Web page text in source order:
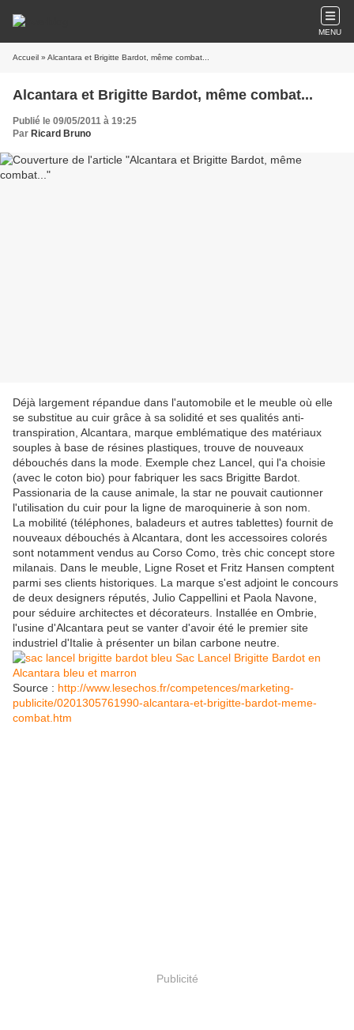
MENU
Accueil » Alcantara et Brigitte Bardot, même combat...
Alcantara et Brigitte Bardot, même combat...
Publié le 09/05/2011 à 19:25
Par Ricard Bruno
Déjà largement répandue dans l'automobile et le meuble où elle
se substitue au cuir grâce à sa solidité et ses qualités anti-
transpiration, Alcantara, marque emblématique des matériaux
souples à base de résines plastiques, trouve de nouveaux
débouchés dans la mode. Exemple chez Lancel, qui l'a choisie
(avec le coton bio) pour fabriquer les sacs Brigitte Bardot.
Passionaria de la cause animale, la star ne pouvait cautionner
l'utilisation du cuir pour la ligne de maroquinerie à son nom.
La mobilité (téléphones, baladeurs et autres tablettes) fournit de
nouveaux débouchés à Alcantara, dont les accessoires colorés
sont notamment vendus au Corso Como, très chic concept store
milanais. Dans le meuble, Ligne Roset et Fritz Hansen comptent
parmi ses clients historiques. La marque s'est adjoint le concours
de deux designers réputés, Julio Cappellini et Paola Navone,
pour séduire architectes et décorateurs. Installée en Ombrie,
l'usine d'Alcantara peut se vanter d'avoir été le premier site
industriel d'Italie à présenter un bilan carbone neutre.
Source : http://www.lesechos.fr/competences/marketing-
publicite/0201305761990-alcantara-et-brigitte-bardot-meme-
combat.htm
Publicité